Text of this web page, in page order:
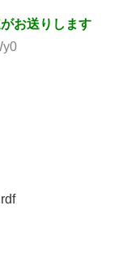
お送りします